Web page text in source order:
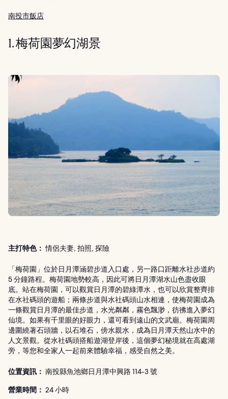
南投市飯店
1. 梅荷園夢幻湖景
主打特色： 情侶夫妻, 拍照, 探險
「梅荷園」位於日月潭涵碧步道入口處，另一路口距離水社步道約
5 分鐘路程。梅荷園地勢較高，因此可將日月潭湖水山色盡收眼
底。站在梅荷園，可以觀賞日月潭的碧綠潭水，也可以欣賞整齊排
在水社碼頭的遊船；兩條步道與水社碼頭山水相連，使梅荷園成為
一條觀賞日月潭的最佳步道，水光粼粼，霧色飄渺，彷彿進入夢幻
仙境。如果有千里眼的好眼力，還可看到遠山的文武廟。梅荷園周
邊圍繞著石頭牆，以石堆石，傍水親水，成為日月潭天然山水中的
人文景觀。從水社碼頭搭船遊湖登岸後，這個夢幻秘境就在高處湖
旁，等您和全家人一起前來體驗幸福，感受自然之美。
位置資訊： 南投縣魚池鄉日月潭中興路 114-3 號
營業時間： 24 小時